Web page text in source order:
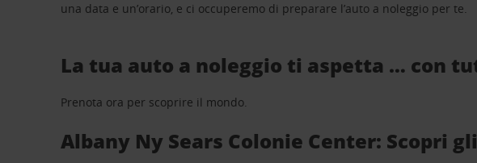
una data e un’orario, e ci occuperemo di preparare l’auto a noleggio per te.
La tua auto a noleggio ti aspetta … con
Prenota ora per scoprire il mondo.
Albany Ny Sears Colonie Center: Scopri